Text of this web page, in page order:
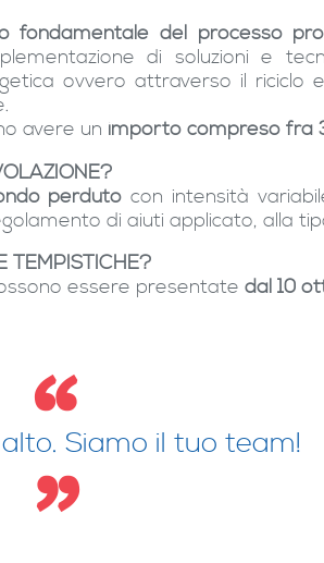
fondamentale del processo
di soluzioni e
ovvero attraverso il riciclo
avere un importo compreso fra
perduto con intensità
di aiuti applicato, alla
TEMPISTICHE?
essere presentate dal 10
Siamo il tuo team!